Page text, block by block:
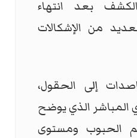
بعد انتهاء
من الإشكالات
إلى الحقول،
المباشر الذي يوضح
الحبوب ومستوى